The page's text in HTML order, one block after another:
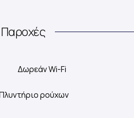
Παροχές
Δωρεάν Wi-Fi
ρούχων